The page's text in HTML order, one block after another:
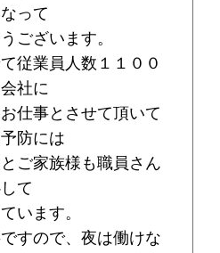
って
ございます。
従業員人数１１００
社に
仕事とさせて頂いて
防には
ご家族様も職員さん
て
います。
すので、夜は働けな